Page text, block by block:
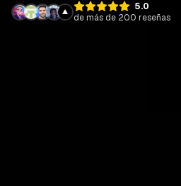
5.0
de más de 200 reseñas